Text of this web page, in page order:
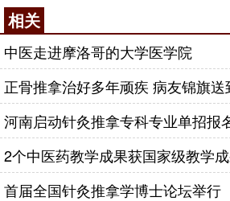
相关
中医走进摩洛哥的大学医学院
正骨推拿治好多年顽疾 病友锦旗
河南启动针灸推拿专科专业单招报
2个中医药教学成果获国家级教学
首届全国针灸推拿学博士论坛举行